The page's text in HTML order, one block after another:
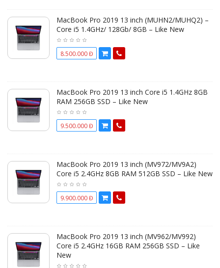
MacBook Pro 2019 13 inch (MUHN2/MUHQ2) –
Core i5 1.4GHz/ 128Gb/ 8GB – Like New
8.500.000 Đ
MacBook Pro 2019 13 inch Core i5 1.4GHz 8GB
RAM 256GB SSD – Like New
9.500.000 Đ
MacBook Pro 2019 13 inch (MV972/MV9A2)
Core i5 2.4GHz 8GB RAM 512GB SSD – Like New
9.900.000 Đ
MacBook Pro 2019 13 inch (MV962/MV992)
Core i5 2.4GHz 16GB RAM 256GB SSD – Like
New